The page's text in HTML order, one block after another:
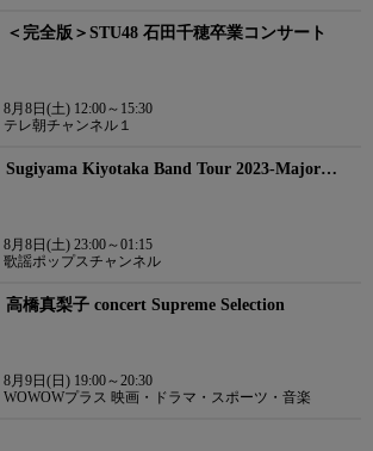
＜完全版＞STU48 石田千穂卒業コンサート
8月8日(土) 12:00～15:30
テレ朝チャンネル１
Sugiyama Kiyotaka Band Tour 2023-Major…
8月8日(土) 23:00～01:15
歌謡ポップスチャンネル
高橋真梨子 concert Supreme Selection
8月9日(日) 19:00～20:30
WOWOWプラス 映画・ドラマ・スポーツ・音楽